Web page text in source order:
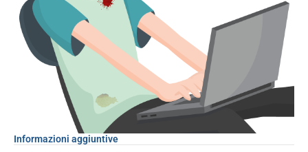
Informazioni aggiuntive